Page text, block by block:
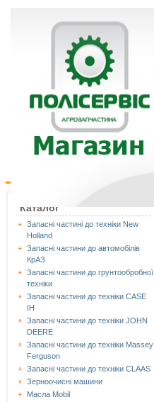
Каталог
Запасні частині до техніки New
Holland
Запасні частини до автомобілів
КрАЗ
Запасні частини до грунтообробної
техніки
Запасні частини до техніки CASE
IH
Запасні частини до техніки JOHN
DEERE
Запасні частини до техніки Massey
Ferguson
Запасні частини до техніки СLAAS
Зерноочисні машини
Масла Mobil